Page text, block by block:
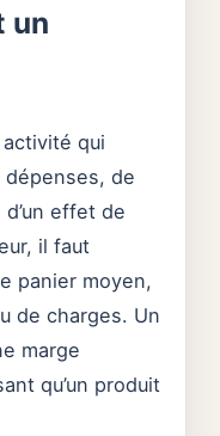
un
qui
de
effet de
il faut
panier moyen,
de charges. Un
marge
qu’un produit